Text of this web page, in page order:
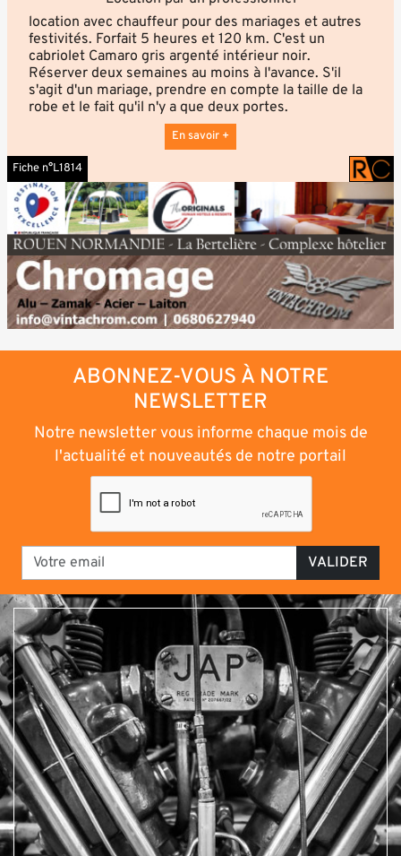
location avec chauffeur pour des mariages et autres
festivités. Forfait 5 heures et 120 km. C'est un
cabriolet Camaro gris argenté intérieur noir.
Réserver deux semaines au moins à l'avance. S'il
s'agit d'un mariage, prendre en compte la taille de la
robe et le fait qu'il n'y a que deux portes.
En savoir +
Fiche n°L1814
ABONNEZ-VOUS À NOTRE
NEWSLETTER
Notre newsletter vous informe chaque mois de
l'actualité et nouveautés de notre portail
VALIDER